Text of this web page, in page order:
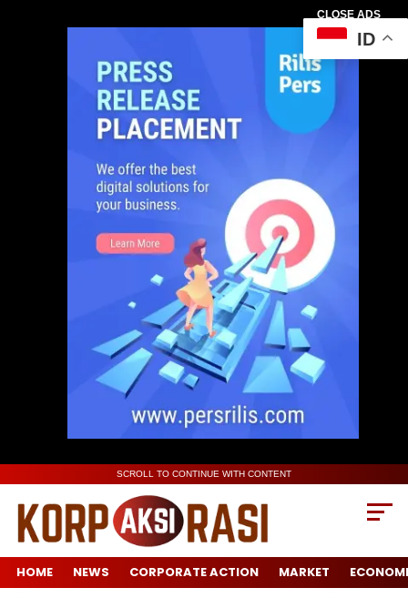
CLOSE ADS
SCROLL TO CONTINUE WITH CONTENT
HOME NEWS CORPORATE ACTION MARKET
ID